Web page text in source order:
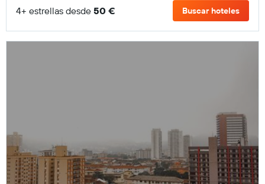
4+ estrellas desde 50 € Buscar hoteles